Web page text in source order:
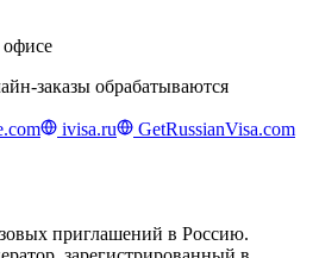
заказы обрабатываются
ivisa.ru
GetRussianVisa.com
приглашений в Россию.